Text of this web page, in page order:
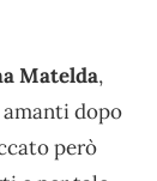
Matelda,
dopo
però